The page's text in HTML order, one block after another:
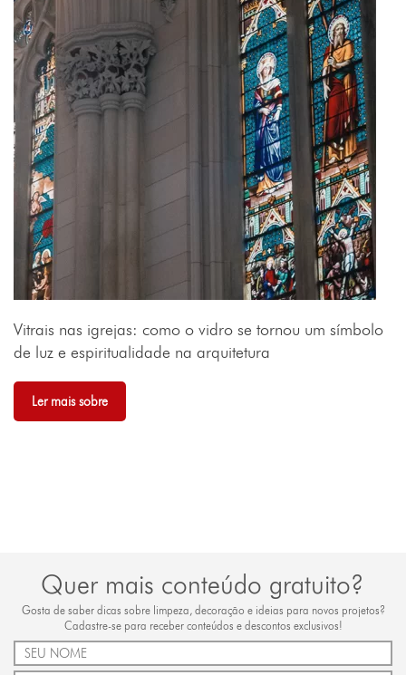
Vitrais nas igrejas: como o vidro se tornou um símbolo
de luz e espiritualidade na arquitetura
Ler mais sobre
Quer mais conteúdo gratuito?
Gosta de saber dicas sobre limpeza, decoração e ideias para novos projetos?
Cadastre-se para receber conteúdos e descontos exclusivos!